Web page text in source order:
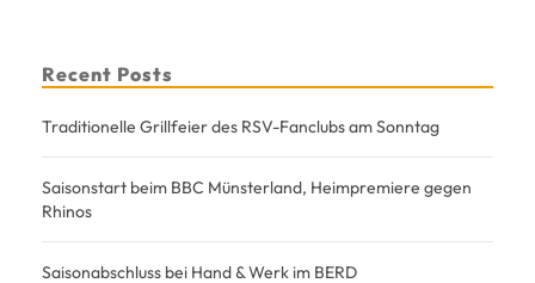
Recent Posts
Traditionelle Grillfeier des RSV-Fanclubs am Sonntag
Saisonstart beim BBC Münsterland, Heimpremiere gegen
Rhinos
Saisonabschluss bei Hand & Werk im BERD